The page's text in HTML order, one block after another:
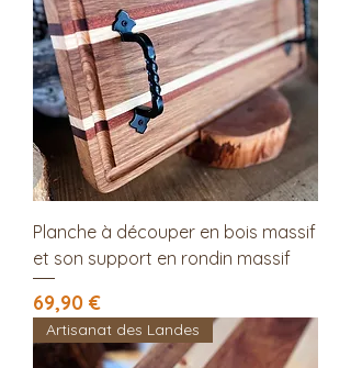
Planche à découper en bois massif
et son support en rondin massif
Prix
69,90 €
Artisanat des Landes